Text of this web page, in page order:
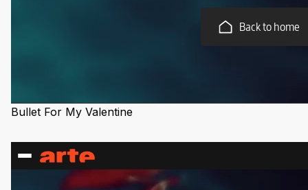
Bullet For My Valentine